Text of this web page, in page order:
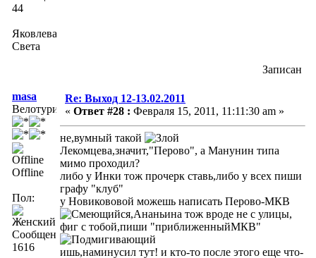
44
Яковлева
Света
Записан
masa
Велотурист
Offline
Пол:
Сообщений:
1616
Re: Выход 12-13.02.2011
« Ответ #28 : Февраля 15, 2011, 11:11:30 am »
не,вумный такой
Лекомцева,значит,"Перово", а Манунин типа
мимо проходил?
либо у Инки тож прочерк ставь,либо у всех пиши
графу "клуб"
у Новикововой можешь написать Перово-МКВ
,Ананьина тож вроде не с улицы,
фиг с тобой,пиши "приближенныйМКВ"
ишь,наминусил тут! и кто-то после этого еще что-